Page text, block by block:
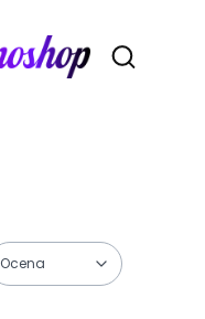
Otwórz
Ocena